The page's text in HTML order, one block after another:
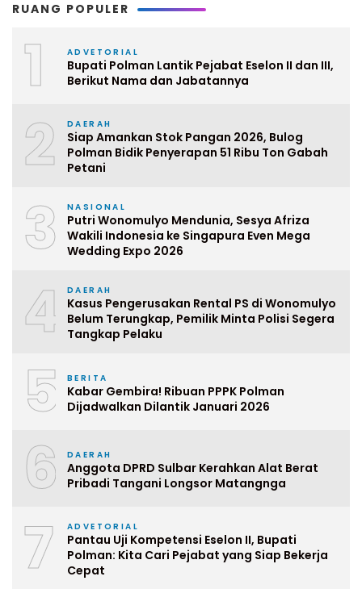
RUANG POPULER
1 ADVETORIAL
Bupati Polman Lantik Pejabat Eselon II dan III,
Berikut Nama dan Jabatannya
2 DAERAH
Siap Amankan Stok Pangan 2026, Bulog
Polman Bidik Penyerapan 51 Ribu Ton Gabah
Petani
3 NASIONAL
Putri Wonomulyo Mendunia, Sesya Afriza
Wakili Indonesia ke Singapura Even Mega
Wedding Expo 2026
4 DAERAH
Kasus Pengerusakan Rental PS di Wonomulyo
Belum Terungkap, Pemilik Minta Polisi Segera
Tangkap Pelaku
5 BERITA
Kabar Gembira! Ribuan PPPK Polman
Dijadwalkan Dilantik Januari 2026
6 DAERAH
Anggota DPRD Sulbar Kerahkan Alat Berat
Pribadi Tangani Longsor Matangnga
7 ADVETORIAL
Pantau Uji Kompetensi Eselon II, Bupati
Polman: Kita Cari Pejabat yang Siap Bekerja
Cepat